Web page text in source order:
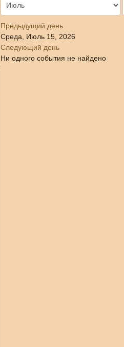
Предыдущий день
Среда, Июль 15, 2026
Следующий день
Ни одного события не найдено